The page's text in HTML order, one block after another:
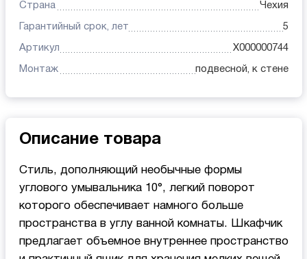
Страна Чехия
Гарантийный срок, лет 5
Артикул X000000744
Монтаж подвесной, к стене
Описание товара
Стиль, дополняющий необычные формы
углового умывальника 10°, легкий поворот
которого обеспечивает намного больше
пространства в углу ванной комнаты. Шкафчик
предлагает объемное внутреннее пространство